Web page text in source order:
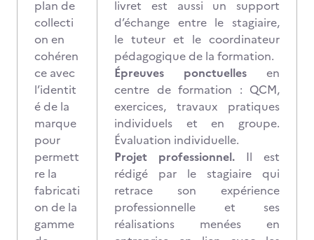
plan de
collecti
on en
cohéren
ce avec
l’identit
é de la
marque
pour
permett
re la
fabricati
on de la
gamme
livret est aussi un support
d’échange entre le stagiaire,
le tuteur et le coordinateur
pédagogique de la formation.
Épreuves ponctuelles en
centre de formation : QCM,
exercices, travaux pratiques
individuels et en groupe.
Évaluation individuelle.
Projet professionnel. Il est
rédigé par le stagiaire qui
retrace son expérience
professionnelle et ses
réalisations menées en